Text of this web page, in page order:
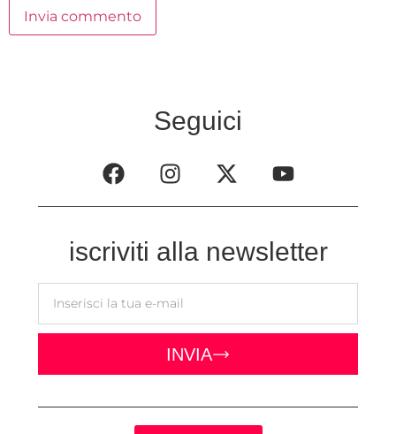
Seguici
iscriviti alla newsletter
INVIA